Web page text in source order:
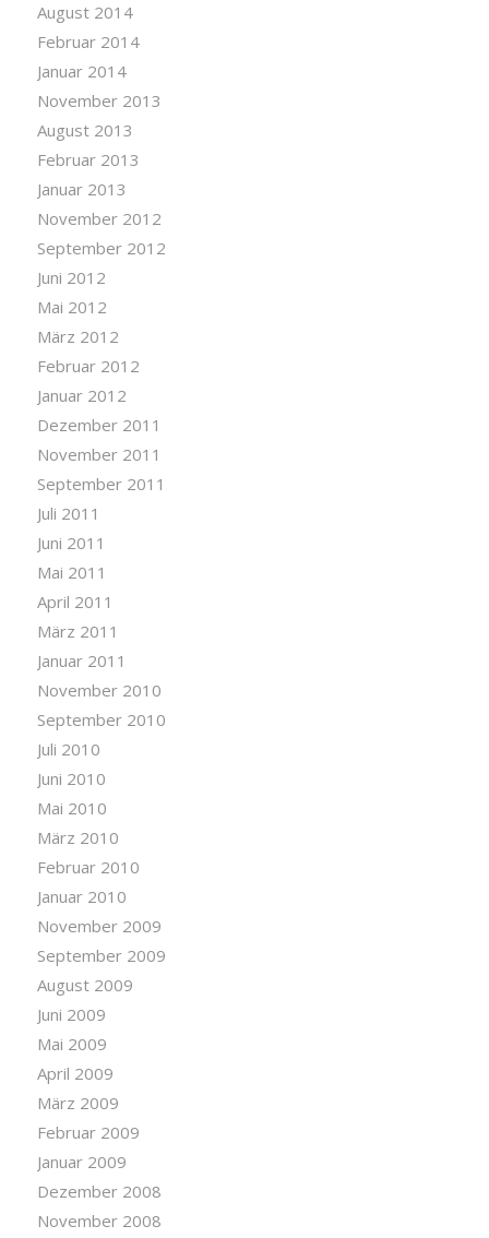
August 2014
Februar 2014
Januar 2014
November 2013
August 2013
Februar 2013
Januar 2013
November 2012
September 2012
Juni 2012
Mai 2012
März 2012
Februar 2012
Januar 2012
Dezember 2011
November 2011
September 2011
Juli 2011
Juni 2011
Mai 2011
April 2011
März 2011
Januar 2011
November 2010
September 2010
Juli 2010
Juni 2010
Mai 2010
März 2010
Februar 2010
Januar 2010
November 2009
September 2009
August 2009
Juni 2009
Mai 2009
April 2009
März 2009
Februar 2009
Januar 2009
Dezember 2008
November 2008